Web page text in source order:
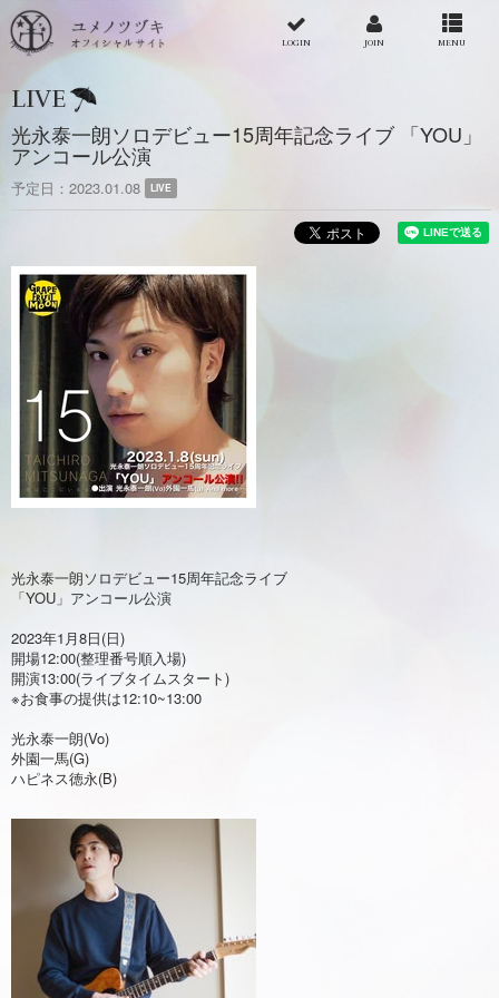
LOGIN JOIN MENU
LIVE
光永泰一朗ソロデビュー15周年記念ライブ 「YOU」
アンコール公演
予定日 2023.01.08 LIVE
光永泰一朗ソロデビュー15周年記念ライブ
「YOU」アンコール公演
2023年1月8日(日)
開場12:00(整理番号順入場)
開演13:00(ライブタイムスタート)
※お食事の提供は12:10~13:00
光永泰一朗(Vo)
外園一馬(G)
ハピネス徳永(B)